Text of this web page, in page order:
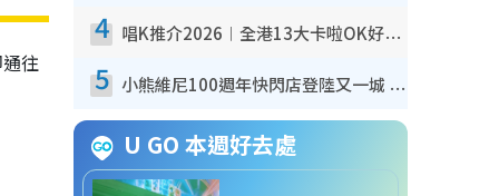
往
4 唱K推介2026︱全港13大卡啦OK好去處！最平$36起 日文K都有！(附地址+收費詳情)
5 小熊維尼100週年快閃店登陸又一城 重現百畝森林經典場景／獨家限定盲盒登場／專屬DIY香水
U GO 本週好去處